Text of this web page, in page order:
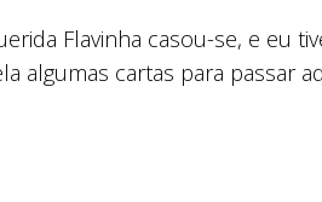
Flavinha casou-se, e eu
algumas cartas para passar